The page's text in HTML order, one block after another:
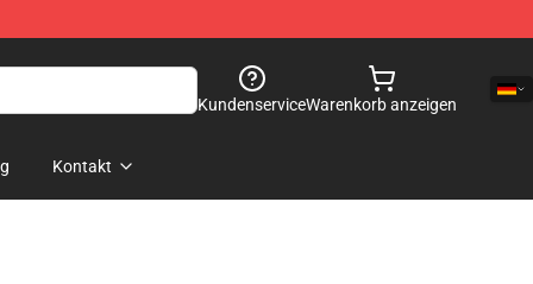
KundenserviceWarenkorb anzeigen
Kontakt